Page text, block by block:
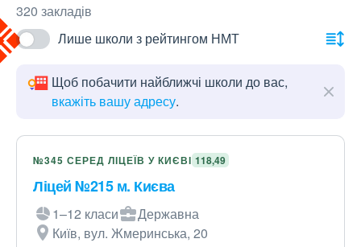
320 закладів
Лише школи з рейтингом НМТ
Щоб побачити найближчі школи до вас,
вкажіть вашу адресу.
№345 СЕРЕД ЛІЦЕЇВ У КИЄВІ 118,49
Ліцей №215 м. Києва
1–12 класи
Державна
Київ, вул. Жмеринська, 20